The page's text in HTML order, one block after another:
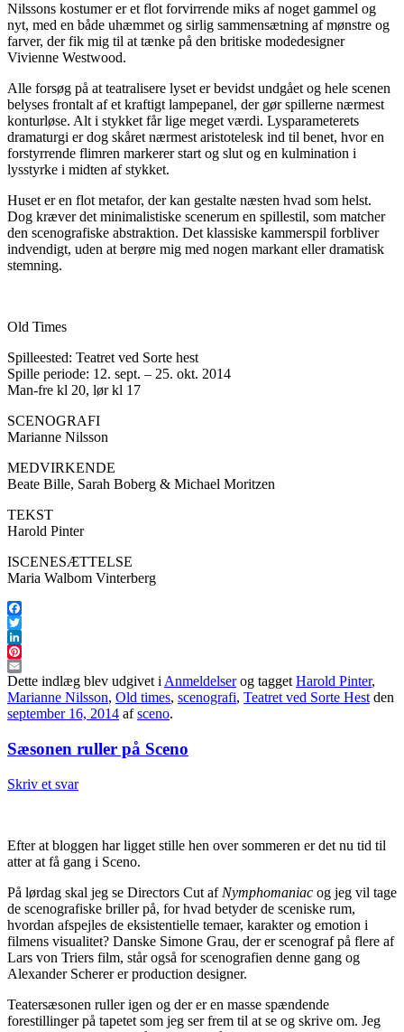
Nilssons kostumer er et flot forvirrende miks af noget gammel og
nyt, med en både uhæmmet og sirlig sammensætning af mønstre og
farver, der fik mig til at tænke på den britiske modedesigner
Vivienne Westwood.
Alle forsøg på at teatralisere lyset er bevidst undgået og hele scenen
belyses frontalt af et kraftigt lampepanel, der gør spillerne nærmest
konturløse. Alt i stykket får lige meget værdi. Lysparameterets
dramaturgi er dog skåret nærmest aristotelesk ind til benet, hvor en
forstyrrende flimren markerer start og slut og en kulmination i
lysstyrke i midten af stykket.
Huset er en flot metafor, der kan gestalte næsten hvad som helst.
Dog kræver det minimalistiske scenerum en spillestil, som matcher
den scenografiske abstraktion. Det klassiske kammerspil forbliver
indvendigt, uden at berøre mig med nogen markant eller dramatisk
stemning.
Old Times
Spilleested: Teatret ved Sorte hest
Spille periode: 12. sept. – 25. okt. 2014
Man-fre kl 20, lør kl 17
SCENOGRAFI
Marianne Nilsson
MEDVIRKENDE
Beate Bille, Sarah Boberg & Michael Moritzen
TEKST
Harold Pinter
ISCENESÆTTELSE
Maria Walbom Vinterberg
Facebook
Twitter
LinkedIn
Pinterest
Email
Dette indlæg blev udgivet i Anmeldelserog tagget Harold Pinter,
Marianne Nilsson, Old times, scenografi, Teatret ved Sorte Hest den
september 16, 2014 afsceno.
Sæsonen ruller på Sceno
Skriv et svar
Efter at bloggen har ligget stille hen over sommeren er det nu tid til
atter at få gang i Sceno.
På lørdag skal jeg se Directors Cut af Nymphomaniac og jeg vil tage
de scenografiske briller på, for hvad betyder de sceniske rum,
hvordan afspejles de eksistentielle temaer, karakter og emotion i
filmens visualitet? Danske Simone Grau, der er scenograf på flere af
Lars von Triers film, står også for scenografien denne gang og
Alexander Scherer er production designer.
Teatersæsonen ruller igen og der er en masse spændende
forestillinger på tapetet som jeg ser frem til at se og skrive om. Jeg